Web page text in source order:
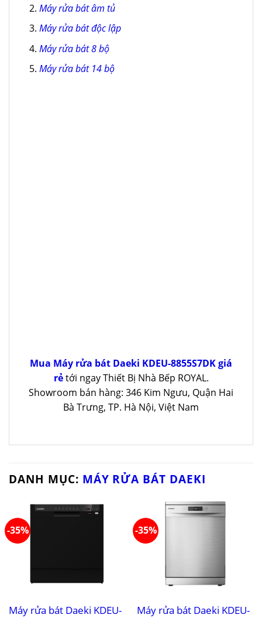
Máy rửa bát âm tủ
Máy rửa bát độc lập
Máy rửa bát 8 bộ
Máy rửa bát 14 bộ
Mua Máy rửa bát Daeki KDEU-8855S7DK giá
rẻtới ngay Thiết Bị Nhà Bếp ROYAL.
Showroom bán hàng: 346 Kim Ngưu, Quận Hai
Bà Trưng, TP. Hà Nội, Việt Nam
DANH MỤC: MÁY RỬA BÁT DAEKI
-35%
Máy rửa bát Daeki KDEU-
-35%
Máy rửa bát Daeki KDEU-